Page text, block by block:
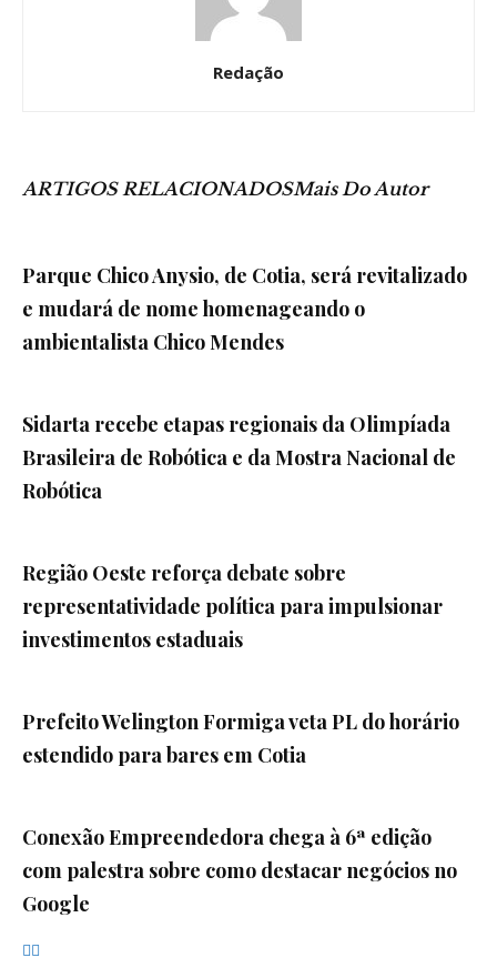
Redação
ARTIGOS RELACIONADOSMais Do Autor
Parque Chico Anysio, de Cotia, será revitalizado
e mudará de nome homenageando o
ambientalista Chico Mendes
Sidarta recebe etapas regionais da Olimpíada
Brasileira de Robótica e da Mostra Nacional de
Robótica
Região Oeste reforça debate sobre
representatividade política para impulsionar
investimentos estaduais
Prefeito Welington Formiga veta PL do horário
estendido para bares em Cotia
Conexão Empreendedora chega à 6ª edição
com palestra sobre como destacar negócios no
Google